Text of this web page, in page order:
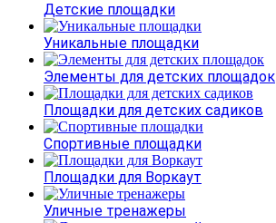
Детские площадки
Уникальные площадки
Элементы для детских площадок
Площадки для детских садиков
Спортивные площадки
Площадки для Воркаут
Уличные тренажеры